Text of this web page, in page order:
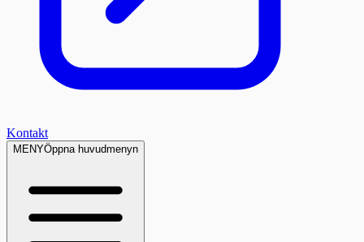
Kontakt
MENYÖppna huvudmenyn